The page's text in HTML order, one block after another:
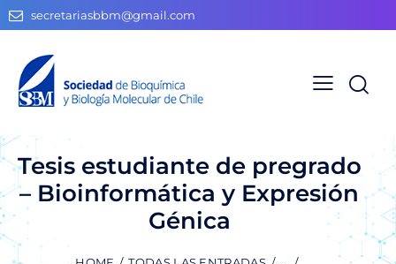
secretariasbbm@gmail.com
Tesis estudiante de pregrado
– Bioinformática y Expresión
Génica